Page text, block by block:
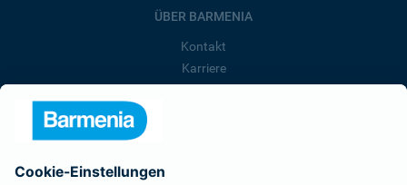
ÜBER BARMENIA
Kontakt
Karriere
Barmenia ist Teil der BarmeniaGothaer